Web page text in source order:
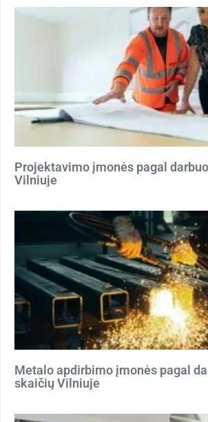
Projektavimo įmonės pagal
Vilniuje
Metalo apdirbimo įmonės pagal
skaičių Vilniuje